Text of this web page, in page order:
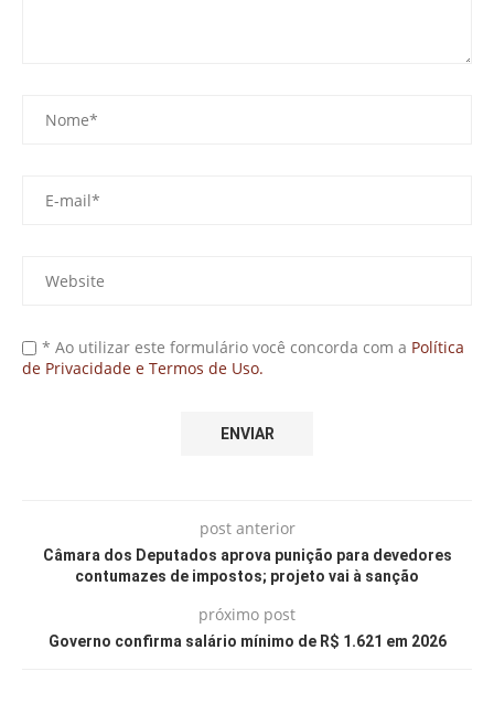
* Ao utilizar este formulário você concorda com a Política
de Privacidade e Termos de Uso.
post anterior
Câmara dos Deputados aprova punição para devedores
contumazes de impostos; projeto vai à sanção
próximo post
Governo confirma salário mínimo de R$ 1.621 em 2026